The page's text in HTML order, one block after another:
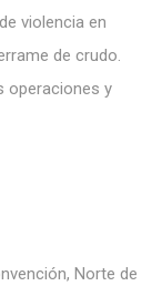
violencia en
de crudo.
operaciones y
Norte de